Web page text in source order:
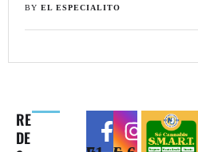
BY EL ESPECIALITO
RE
DE